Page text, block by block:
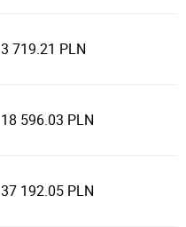
3 719.21 PLN
18 596.03 PLN
37 192.05 PLN